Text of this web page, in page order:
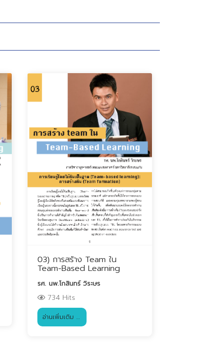
03) การสร้าง Team ใน
Team-Based Learning
รศ. นพ.โกสินทร์ วิระษร
734 Hits
อ่านเพิ่มเติม …